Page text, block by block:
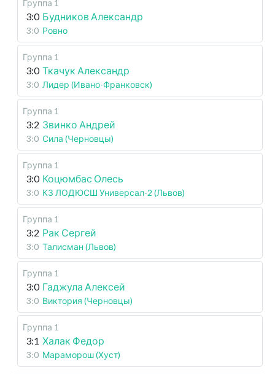
Группа 1
3:0 Будников Александр
3:0 Ровно
Группа 1
3:0 Ткачук Александр
3:0 Лидер (Ивано-Франковск)
Группа 1
3:2 Звинко Андрей
3:0 Сила (Черновцы)
Группа 1
3:0 Коцюмбас Олесь
3:0 КЗ ЛОДЮСШ Универсал-2 (Львов)
Группа 1
3:2 Рак Сергей
3:0 Талисман (Львов)
Группа 1
3:0 Гаджула Алексей
3:0 Виктория (Черновцы)
Группа 1
3:1 Халак Федор
3:0 Мараморош (Хуст)